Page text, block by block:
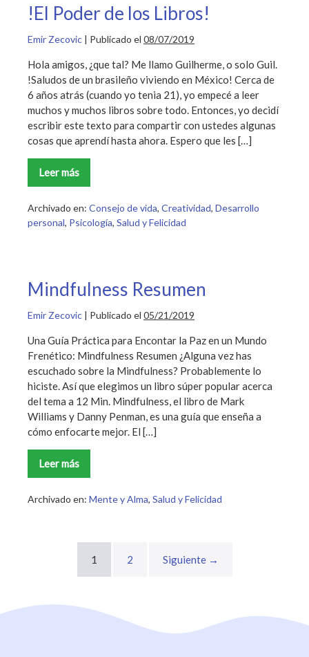
Venus
Resumen
!El Poder de los Libros!
Emir Zecovic | Publicado el 08/07/2019
Hola amigos, ¿que tal? Me llamo Guilherme, o solo Guil.
!Saludos de un brasileño viviendo en México! Cerca de
6 años atrás (cuando yo tenia 21), yo empecé a leer
muchos y muchos libros sobre todo. Entonces, yo decidí
escribir este texto para compartir con ustedes algunas
cosas que aprendí hasta ahora. Espero que les […]
Leer más
!El
Poder
los
Libros!
Archivado en: Consejo de vida, Creatividad, Desarrollo
personal, Psicología, Salud y Felicidad
Mindfulness Resumen
Emir Zecovic | Publicado el 05/21/2019
Una Guía Práctica para Encontar la Paz en un Mundo
Frenético: Mindfulness Resumen ¿Alguna vez has
escuchado sobre la Mindfulness? Probablemente lo
hiciste. Así que elegimos un libro súper popular acerca
del tema a 12 Min. Mindfulness, el libro de Mark
Williams y Danny Penman, es una guía que enseña a
cómo enfocarte mejor. El […]
Leer másMindfulness
Resumen
Archivado en: Mente y Alma, Salud y Felicidad
1 2 Siguiente →